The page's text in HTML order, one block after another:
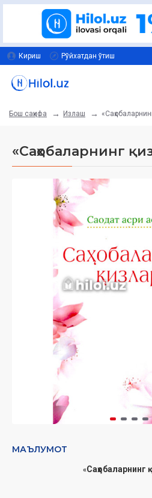
Кириш Рўйхатдан ўтиш
Бош саҳифа Излаш
«Саҳобаларнинг
МАЪЛУМОТ
«Саҳобаларнинг